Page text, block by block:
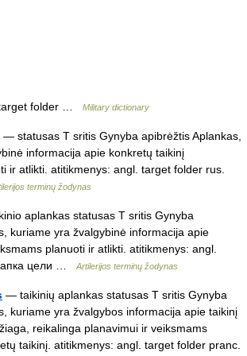
folder … Military dictionary
— statusas T sritis Gynyba apibrėžtis Aplankas,
informacija apie konkretų taikinį
ir atlikti. atitikmenys: angl. target folder rus.
terminų žodynas
aplankas statusas T sritis Gynyba
kuriame yra žvalgybinė informacija apie
planuoti ir atlikti. atitikmenys: angl.
цели …
Artilerijos terminų žodynas
— taikinių aplankas statusas T sritis Gynyba
kuriame yra žvalgybos informacija apie taikinį
reikalinga planavimui ir veiksmams
taikinį. atitikmenys: angl. target folder pranc.